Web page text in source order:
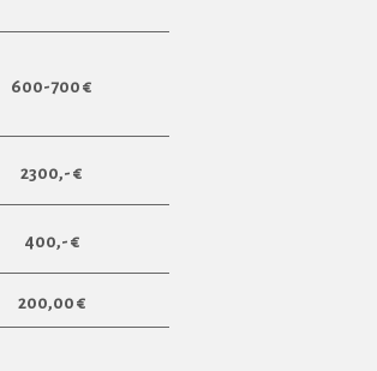
600-700 €
2300,- €
400,- €
200,00 €